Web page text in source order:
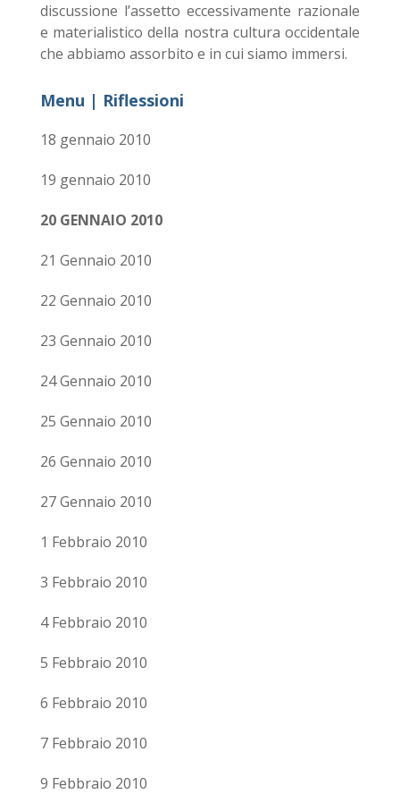
discussione l’assetto eccessivamente razionale
e materialistico della nostra cultura occidentale
che abbiamo assorbito e in cui siamo immersi.
Menu | Riflessioni
18 gennaio 2010
19 gennaio 2010
20 GENNAIO 2010
21 Gennaio 2010
22 Gennaio 2010
23 Gennaio 2010
24 Gennaio 2010
25 Gennaio 2010
26 Gennaio 2010
27 Gennaio 2010
1 Febbraio 2010
3 Febbraio 2010
4 Febbraio 2010
5 Febbraio 2010
6 Febbraio 2010
7 Febbraio 2010
9 Febbraio 2010